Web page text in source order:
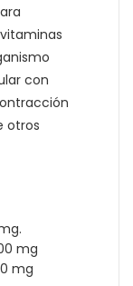
con
otros
mg
mg